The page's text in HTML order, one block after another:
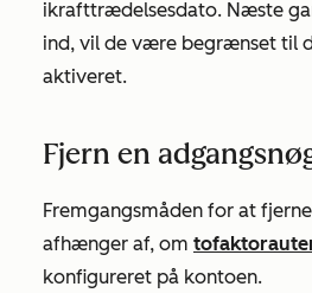
ikrafttrædelsesdato. Næste
ind, vil de være begrænset til
aktiveret.
Fjern en
Fremgangsmåden for at
afhænger af, om
konfigureret på kontoen.